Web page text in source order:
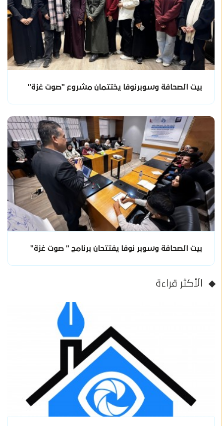
بيت الصحافة وسوبرنوفا يختتمان مشروع "صوت غزة"
بيت الصحافة وسوبر نوفا يفتتحان برنامج " صوت غزة"
الأكثر قراءة